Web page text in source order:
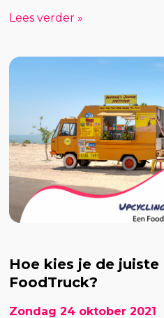
Lees verder »
Hoe kies je de
FoodTruck?
Zondag 24 oktober 2021